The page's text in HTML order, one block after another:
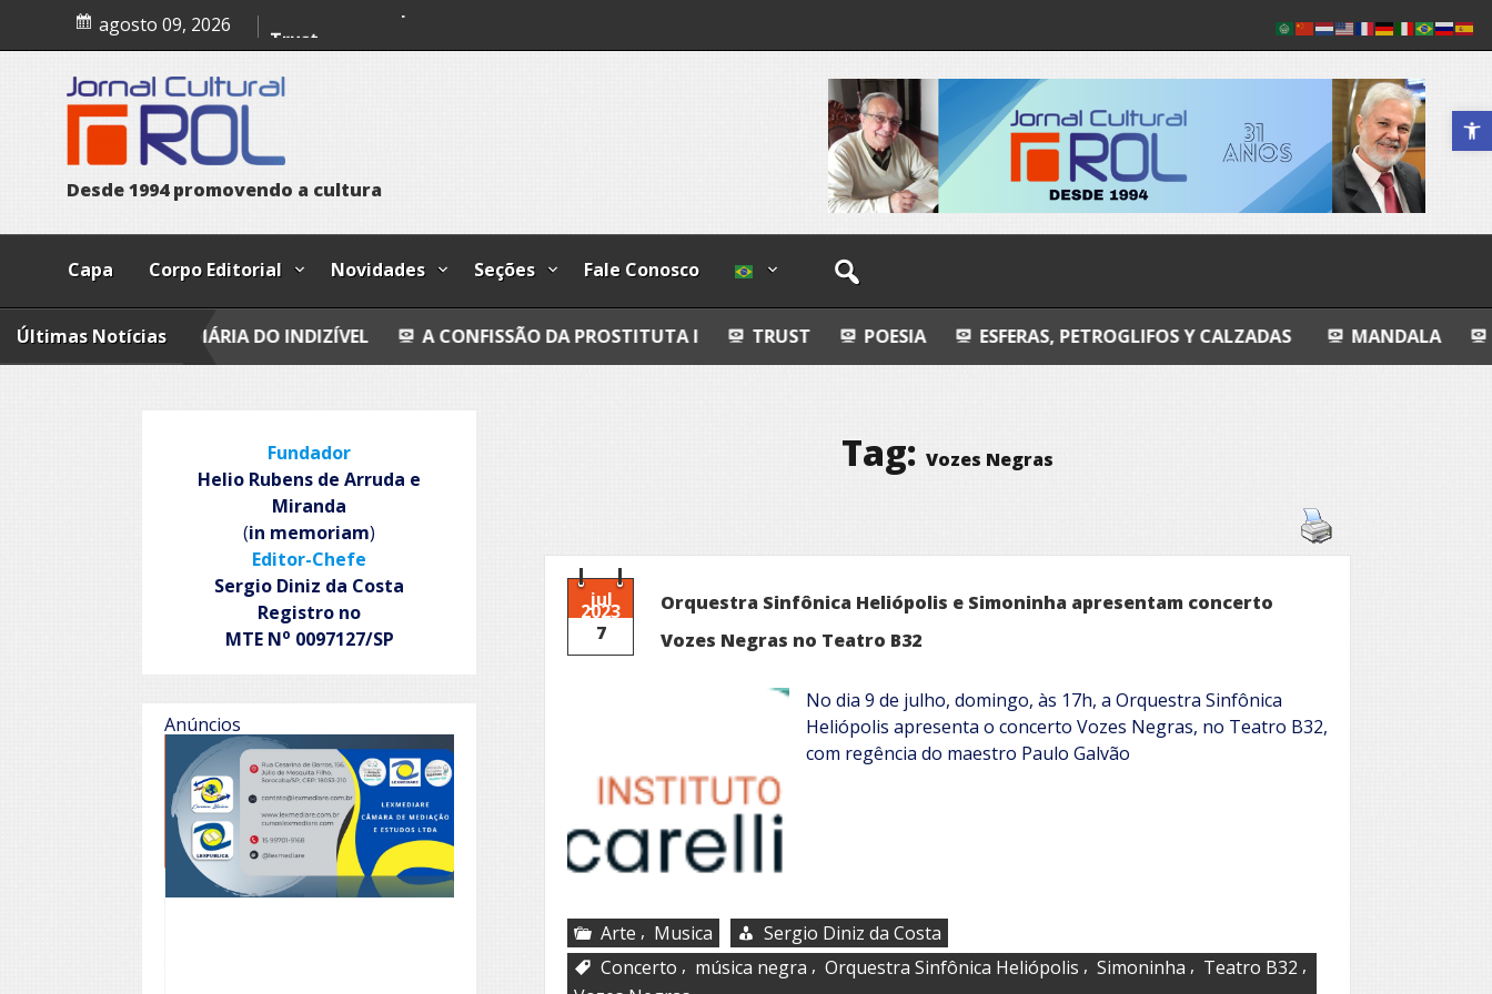
Abrir a
content
agosto 09, 2026
A confissão da prostituta I
Poesia
Desde1994 promovendo a cultura
Capa Corpo Editorial Novidades Seções Fale Conosco
Últimas Notícias
IMOBILIÁRIA DO INDIZÍVEL A CONFISSÃO DA PROSTITUTA I TRUST POESIA ESFERAS, PETROGLIFOS Y CALZADAS MANDALA ENTROPIA
Tag: Vozes Negras
jul
2023
7
Orquestra Sinfônica Heliópolis e Simoninha apresentam concerto
Vozes Negras no Teatro B32
No dia 9 de julho, domingo, às 17h, a Orquestra Sinfônica
Heliópolis apresenta o concerto Vozes Negras, no Teatro B32,
com regência do maestro Paulo Galvão
Arte , Musica
Sergio Diniz da Costa
Concerto , música negra , Orquestra Sinfônica Heliópolis , Simoninha , Teatro B32 ,
Fundador
Helio Rubens de Arruda e
Miranda
(in memoriam)
Editor-Chefe
Sergio Diniz da Costa
Registro no
MTE No 0097127/SP
Anúncios